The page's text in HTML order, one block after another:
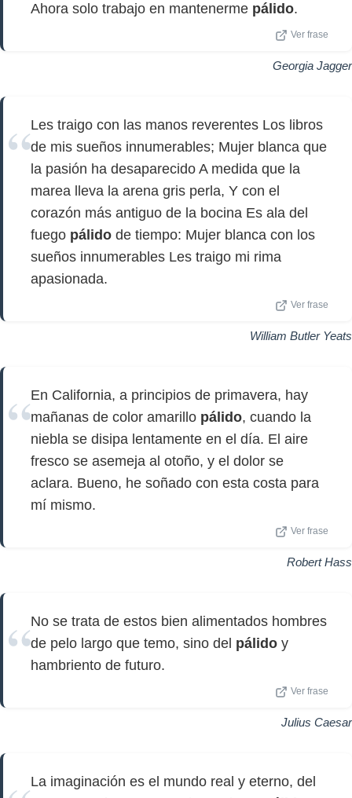
Ahora solo trabajo en mantenerme pálido.
Ver frase
Georgia Jagger
Les traigo con las manos reverentes Los libros
de mis sueños innumerables; Mujer blanca que
la pasión ha desaparecido A medida que la
marea lleva la arena gris perla, Y con el
corazón más antiguo de la bocina Es ala del
fuego pálido de tiempo: Mujer blanca con los
sueños innumerables Les traigo mi rima
apasionada.
Ver frase
William Butler Yeats
En California, a principios de primavera, hay
mañanas de color amarillo pálido, cuando la
niebla se disipa lentamente en el día. El aire
fresco se asemeja al otoño, y el dolor se
aclara. Bueno, he soñado con esta costa para
mí mismo.
Ver frase
Robert Hass
No se trata de estos bien alimentados hombres
de pelo largo que temo, sino del pálido y
hambriento de futuro.
Ver frase
Julius Caesar
La imaginación es el mundo real y eterno, del